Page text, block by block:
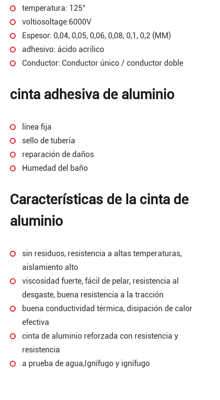
temperatura: 125°
voltiosoltage:6000V
Espesor: 0,04, 0,05, 0,06, 0,08, 0,1, 0,2 (MM)
adhesivo: ácido acrílico
Conductor: Conductor único / conductor doble
cinta adhesiva de aluminio
línea fija
sello de tubería
reparación de daños
Humedad del baño
Características de la cinta de
aluminio
sin residuos, resistencia a altas temperaturas,
aislamiento alto
viscosidad fuerte, fácil de pelar, resistencia al
desgaste, buena resistencia a la tracción
buena conductividad térmica, disipación de calor
efectiva
cinta de aluminio reforzada con resistencia y
resistencia
a prueba de agua,Ignífugo y ignífugo